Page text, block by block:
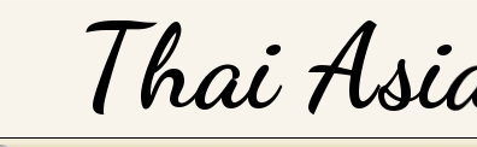
Thai Asi